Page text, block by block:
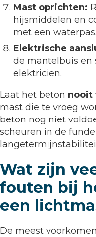
Mast oprichten:
hijsmiddelen en
met een waterpas.
Elektrische
de mantelbuis en
elektricien.
Laat het beton nooit
mast die te vroeg
beton nog niet
scheuren in de
Wat zijn
fouten bij
een
De meest